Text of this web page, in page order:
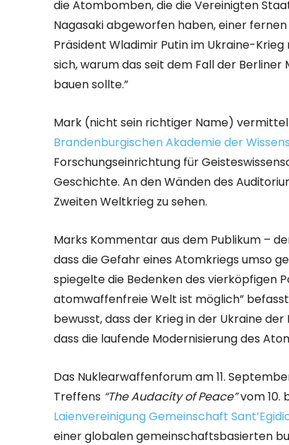
die Atombomben, die die Vereinigten
Nagasaki abgeworfen haben, einer
Präsident Wladimir Putin im Ukraine-
sich, warum das seit dem Fall der
bauen sollte.”
Mark (nicht sein richtiger Name)
Brandenburgischen Akademie der
Forschungseinrichtung für
Geschichte. An den Wänden des
Zweiten Weltkrieg zu sehen.
Marks Kommentar aus dem Publikum –
dass die Gefahr eines Atomkriegs umso
spiegelte die Bedenken des vierköpfigen
atomwaffenfreie Welt ist möglich”
bewusst, dass der Krieg in der Ukraine
dass die laufende Modernisierung des
Das Nuklearwaffenforum am 11.
Treffens “The Audacity of Peace”vom 10.
Laienvereinigung Gemeinschaft
einer globalen gemeinschaftsbasierten